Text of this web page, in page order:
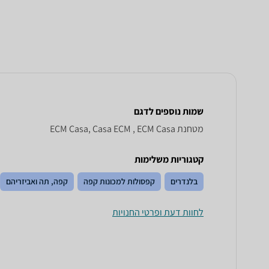
שמות נוספים לדגם
מטחנת ECM Casa, Casa ECM , ECM Casa
קטגוריות משלימות
בלנדרים קפסולות למכונות קפה קפה, תה ואביזריהם
לחוות דעת ופרטי החנויות